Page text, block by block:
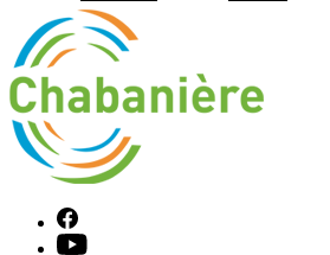
Facebook
Youtube